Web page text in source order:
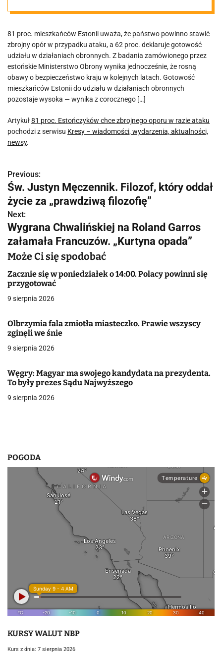
ataku
81 proc. mieszkańców Estonii uważa, że państwo powinno stawić
zbrojny opór w przypadku ataku, a 62 proc. deklaruje gotowość
udziału w działaniach obronnych. Z badania zamówionego przez
estońskie Ministerstwo Obrony wynika jednocześnie, że rosną
obawy o bezpieczeństwo kraju w kolejnych latach. Gotowość
mieszkańców Estonii do udziału w działaniach obronnych
pozostaje wysoka — wynika z corocznego […]
Artykuł81 proc. Estończyków chce zbrojnego oporu w razie ataku
pochodzi z serwisu Kresy – wiadomości, wydarzenia, aktualności,
newsy.
N
a
w
i
g
a
c
a
w
i
s
Previous:
Św. Justyn Męczennik. Filozof, który oddał
życie za „prawdziwą filozofię”
Next:
Wygrana Chwalińskiej na Roland Garros
załamała Francuzów. „Kurtyna opada”
Może Ci się spodobać
Zacznie się w poniedziałek o 14:00. Polacy powinni się
przygotować
9 sierpnia 2026
Olbrzymia fala zmiotła miasteczko. Prawie wszyscy
zginęli we śnie
9 sierpnia 2026
Węgry: Magyar ma swojego kandydata na prezydenta.
To były prezes Sądu Najwyższego
9 sierpnia 2026
POGODA
KURSY WALUT NBP
Kurs z dnia: 7 sierpnia 2026